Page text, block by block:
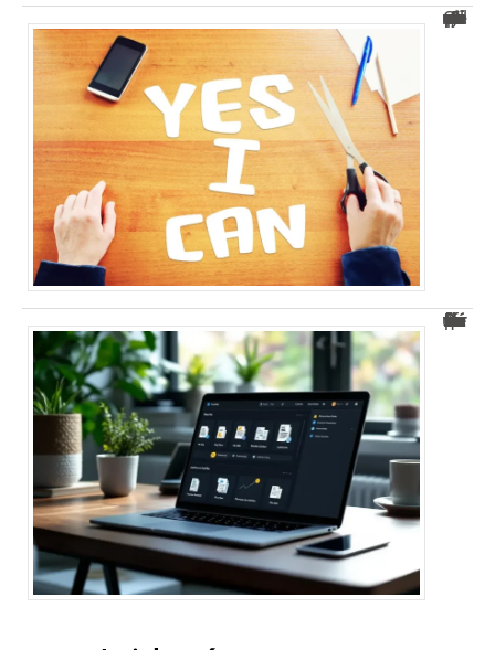
Comment se sentir utile : 5 conseils pratiques pour y parvenir ?
Découvrez Arkevia : le coffre-fort numérique sécurisé pour vous